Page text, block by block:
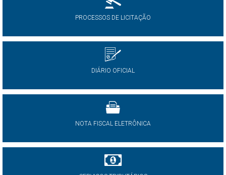
PROCESSOS DE LICITAÇÃO
DIÁRIO OFICIAL
NOTA FISCAL ELETRÔNICA